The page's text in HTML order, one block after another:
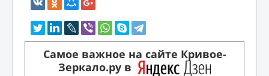
Самое важное на сайте Кривое-
Зеркало.ру в